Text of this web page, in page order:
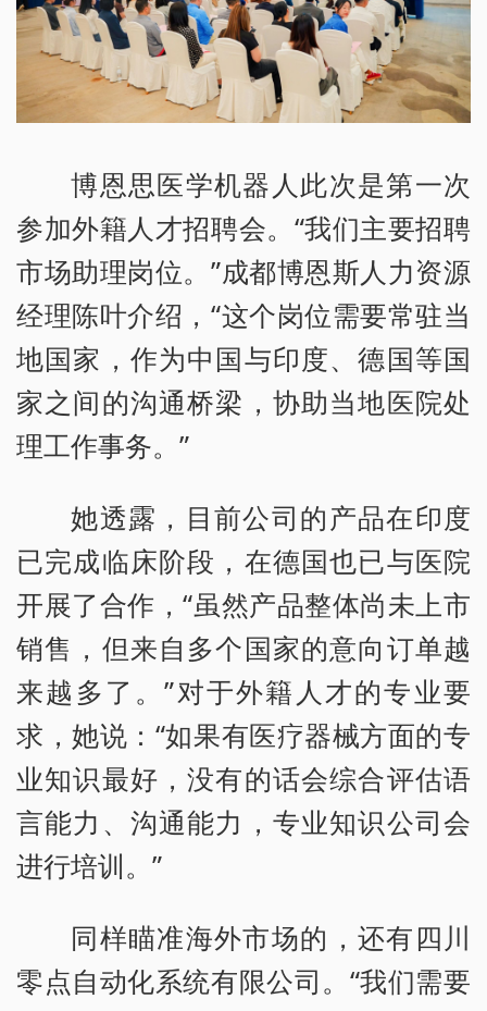
博恩思医学机器人此次是第一次
参加外籍人才招聘会。“我们主要招聘
市场助理岗位。”成都博恩斯人力资源
经理陈叶介绍，“这个岗位需要常驻当
地国家，作为中国与印度、德国等国
家之间的沟通桥梁，协助当地医院处
理工作事务。”
她透露，目前公司的产品在印度
已完成临床阶段，在德国也已与医院
开展了合作，“虽然产品整体尚未上市
销售，但来自多个国家的意向订单越
来越多了。”对于外籍人才的专业要
求，她说：“如果有医疗器械方面的专
业知识最好，没有的话会综合评估语
言能力、沟通能力，专业知识公司会
进行培训。”
同样瞄准海外市场的，还有四川
零点自动化系统有限公司。“我们需要